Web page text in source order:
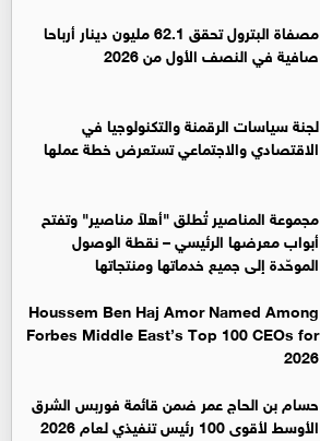
مصفاة البترول تحقق 62.1 مليون دينار أرباحا
صافية في النصف الأول من 2026
لجنة سياسات الرقمنة والتكنولوجيا في
الاقتصادي والاجتماعي تستعرض خطة عملها
مجموعة المناصير تُطلق "أهلاً مناصير" وتفتح
أبواب معرضها الرئيسي – نقطة الوصول
الموحّدة إلى جميع خدماتها ومنتجاتها
Houssem Ben Haj Amor Named Among
Forbes Middle East’s Top 100 CEOs for
2026
حسام بن الحاج عمر ضمن قائمة فوربس الشرق
الأوسط لأقوى 100 رئيس تنفيذي لعام 2026